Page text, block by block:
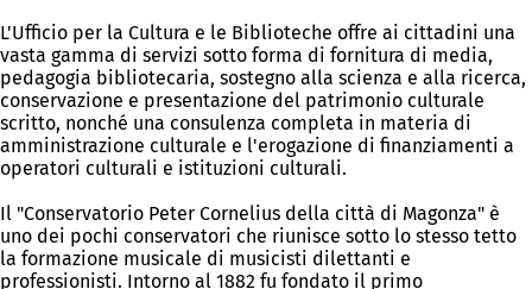
L'Ufficio per la Cultura e le Biblioteche offre ai cittadini una
vasta gamma di servizi sotto forma di fornitura di media,
pedagogia bibliotecaria, sostegno alla scienza e alla ricerca,
conservazione e presentazione del patrimonio culturale
scritto, nonché una consulenza completa in materia di
amministrazione culturale e l'erogazione di finanziamenti a
operatori culturali e istituzioni culturali.
Il "Conservatorio Peter Cornelius della città di Magonza" è
uno dei pochi conservatori che riunisce sotto lo stesso tetto
la formazione musicale di musicisti dilettanti e
professionisti. Intorno al 1882 fu fondato il primo